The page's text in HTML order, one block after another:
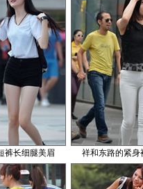
裤长细腿美眉 祥和东路的紧身